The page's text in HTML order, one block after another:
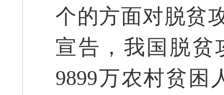
个的方面对脱贫
宣告，我国脱贫
9899万农村贫困